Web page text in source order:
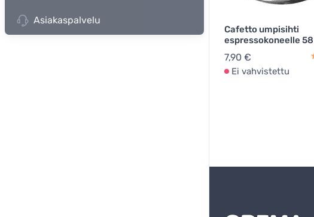
Asiakaspalvelu
Cafetto umpisihti
espressokoneelle
7,90 €
Ei vahvistettu